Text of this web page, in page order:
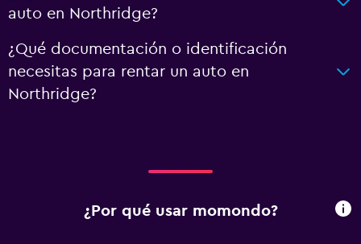
auto en Northridge?
¿Qué documentación o identificación
necesitas para rentar un auto en
Northridge?
¿Por qué usar momondo?